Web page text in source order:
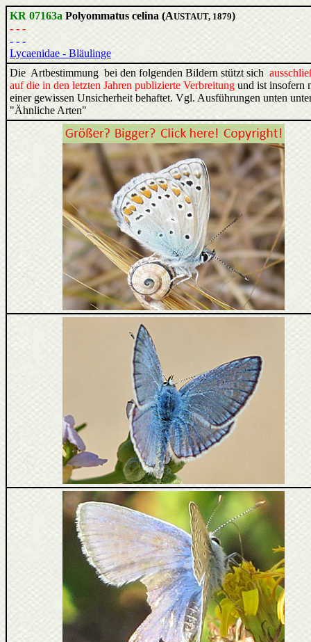
KR 07163a Polyommatus celina (AUSTAUT, 1879)
- - -
- - -
Lycaenidae - Bläulinge
Die Artbestimmung bei den folgenden Bildern stützt sich
auf die in den letzten Jahren publizierte Verbreitung und ist insofern
einer gewissen Unsicherheit behaftet. Vgl. Ausführungen unten
"Ähnliche Arten"